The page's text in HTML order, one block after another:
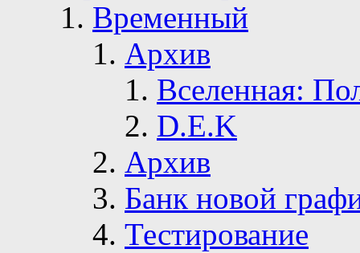
Временный
Архив
Вселенная:
D.E.K
Архив
Банк новой
Тестирование